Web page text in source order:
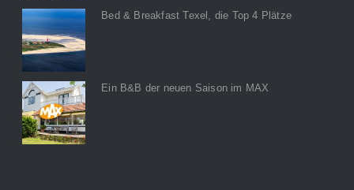
Bed & Breakfast Texel, die Top 4 Plätze
Ein B&B der neuen Saison im MAX